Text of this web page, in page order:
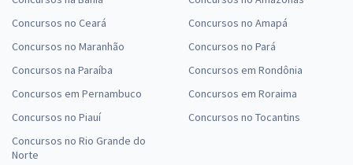
Concursos no Ceará
Concursos no Maranhão
Concursos na Paraíba
Concursos em Pernambuco
Concursos no Piauí
Concursos no Rio Grande do
Norte
Concursos no Amapá
Concursos no Pará
Concursos em Rondônia
Concursos em Roraima
Concursos no Tocantins